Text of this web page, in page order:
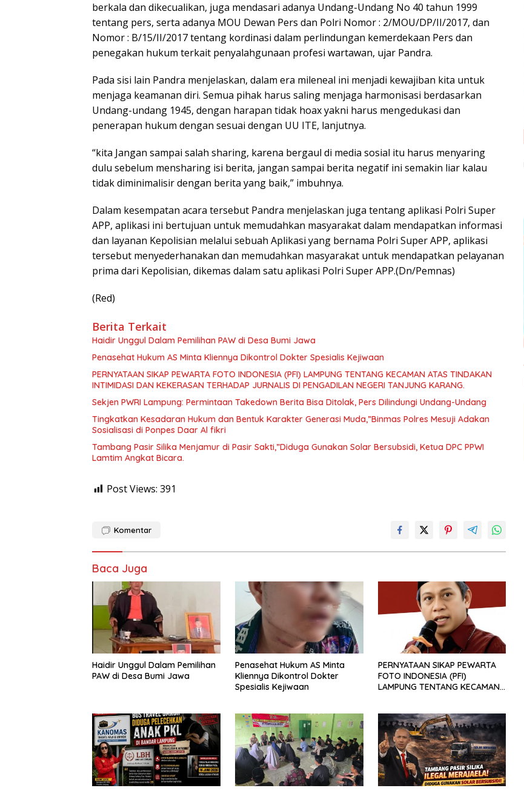
berkala dan dikecualikan, juga mendasari adanya Undang-Undang No 40 tahun 1999
tentang pers, serta adanya MOU Dewan Pers dan Polri Nomor : 2/MOU/DP/II/2017, dan
Nomor : B/15/II/2017 tentang kordinasi dalam perlindungan kemerdekaan Pers dan
penegakan hukum terkait penyalahgunaan profesi wartawan, ujar Pandra.
Pada sisi lain Pandra menjelaskan, dalam era mileneal ini menjadi kewajiban kita untuk
menjaga keamanan diri. Semua pihak harus saling menjaga harmonisasi berdasarkan
Undang-undang 1945, dengan harapan tidak hoax yakni harus mengedukasi dan
penerapan hukum dengan sesuai dengan UU ITE, lanjutnya.
“kita Jangan sampai salah sharing, karena bergaul di media sosial itu harus menyaring
dulu sebelum mensharing isi berita, jangan sampai berita negatif ini semakin liar kalau
tidak diminimalisir dengan berita yang baik,” imbuhnya.
Dalam kesempatan acara tersebut Pandra menjelaskan juga tentang aplikasi Polri Super
APP, aplikasi ini bertujuan untuk memudahkan masyarakat dalam mendapatkan informasi
dan layanan Kepolisian melalui sebuah Aplikasi yang bernama Polri Super APP, aplikasi
tersebut menyederhanakan dan memudahkan masyarakat untuk mendapatkan pelayanan
prima dari Kepolisian, dikemas dalam satu aplikasi Polri Super APP.(Dn/Pemnas)
(Red)
Berita Terkait
Haidir Unggul Dalam Pemilihan PAW di Desa Bumi Jawa
Penasehat Hukum AS Minta Kliennya Dikontrol Dokter Spesialis Kejiwaan
PERNYATAAN SIKAP PEWARTA FOTO INDONESIA (PFI) LAMPUNG TENTANG KECAMAN ATAS TINDAKAN
INTIMIDASI DAN KEKERASAN TERHADAP JURNALIS DI PENGADILAN NEGERI TANJUNG KARANG.
Sekjen PWRI Lampung: Permintaan Takedown Berita Bisa Ditolak, Pers Dilindungi Undang-Undang
Tingkatkan Kesadaran Hukum dan Bentuk Karakter Generasi Muda,”Binmas Polres Mesuji Adakan
Sosialisasi di Ponpes Daar Al fikri
Tambang Pasir Silika Menjamur di Pasir Sakti,”Diduga Gunakan Solar Bersubsidi, Ketua DPC PPWI
Lamtim Angkat Bicara.
Post Views: 391
Komentar
Baca Juga
Haidir Unggul Dalam Pemilihan
PAW di Desa Bumi Jawa
Penasehat Hukum AS Minta
Kliennya Dikontrol Dokter
Spesialis Kejiwaan
PERNYATAAN SIKAP PEWARTA
FOTO INDONESIA (PFI)
LAMPUNG TENTANG KECAMAN
JURNALIS DI PENGADILAN
NEGERI TANJUNG KARANG.